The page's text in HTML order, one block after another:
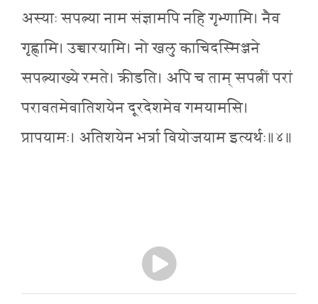
अस्याः सपत्न्या नाम संज्ञामपि नहि गृभ्णामि। नैव
गृह्णामि। उच्चारयामि। नो खलु काचिदस्मिञ्जने
सपत्न्याख्ये रमते। क्रीडति। अपि च ताम् सपत्नीं परां
परावतमेवातिशयेन दूरदेशमेव गमयामसि।
प्रापयामः। अतिशयेन भर्त्रा वियोजयाम इत्यर्थः॥४॥